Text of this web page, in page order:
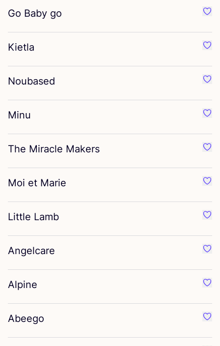
Go Baby go
Kietla
Noubased
Minu
The Miracle Makers
Moi et Marie
Little Lamb
Angelcare
Alpine
Abeego